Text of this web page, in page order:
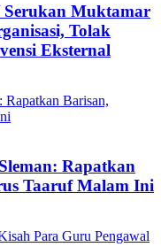
Serukan Muktamar
Tolak
Eksternal
Rapatkan
Taaruf Malam Ini